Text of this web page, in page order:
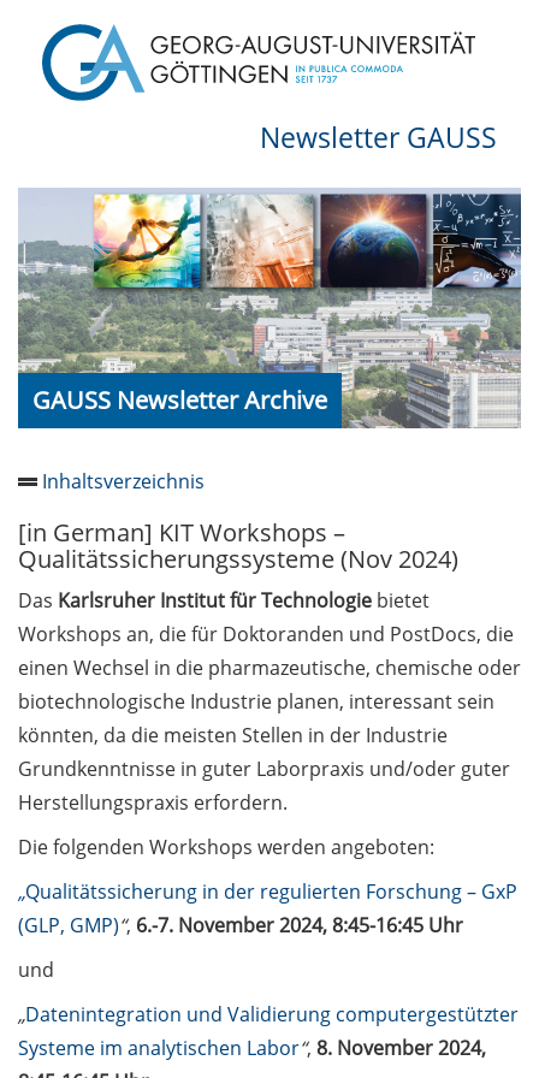
Newsletter GAUSS
GAUSS Newsletter Archive
Inhaltsverzeichnis
Newsletter 2026/05
Call for course registration –
Three Minute Thesis competition
(3MT) on Campus (tomorrow, 30
May 2026)
The final sprint – Countdown to
your doctoral degree. Next
monthly information meeting of
GAUSS Career Impulse Session
(Product Manager Automated
Imaging at Leica Microsystems,
Wetzlar): “‘Be not afeard. The isle
is full of noises’ – some reflections
[in German] KIT Workshops –
Qualitätssicherungssysteme (Nov 2024)
Das Karlsruher Institut für Technologie bietet
Workshops an, die für Doktoranden und PostDocs, die
einen Wechsel in die pharmazeutische, chemische oder
biotechnologische Industrie planen, interessant sein
könnten, da die meisten Stellen in der Industrie
Grundkenntnisse in guter Laborpraxis und/oder guter
Herstellungspraxis erfordern.
Die folgenden Workshops werden angeboten:
„Qualitätssicherung in der regulierten Forschung – GxP
(GLP, GMP)“, 6.-7. November 2024, 8:45-16:45 Uhr
und
„Datenintegration und Validierung computergestützter
Systeme im analytischen Labor“, 8. November 2024,